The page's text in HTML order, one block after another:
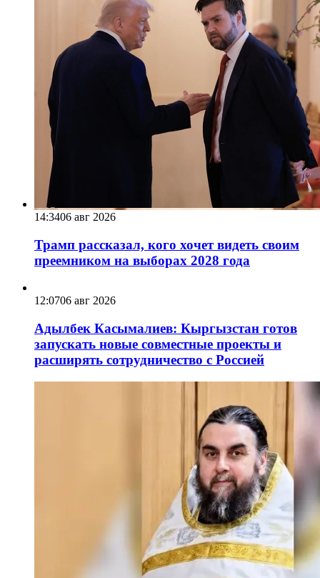
14:3406 авг 2026
Трамп рассказал, кого хочет видеть своим
преемником на выборах 2028 года
12:0706 авг 2026
Адылбек Касымалиев: Кыргызстан готов
запускать новые совместные проекты и
расширять сотрудничество с Россией